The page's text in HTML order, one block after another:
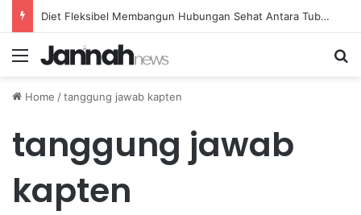
Diet Fleksibel Membangun Hubungan Sehat Antara Tubuh dan Makanan Sehari-hari
Menu
Home /tanggung jawab kapten
tanggung jawab
kapten